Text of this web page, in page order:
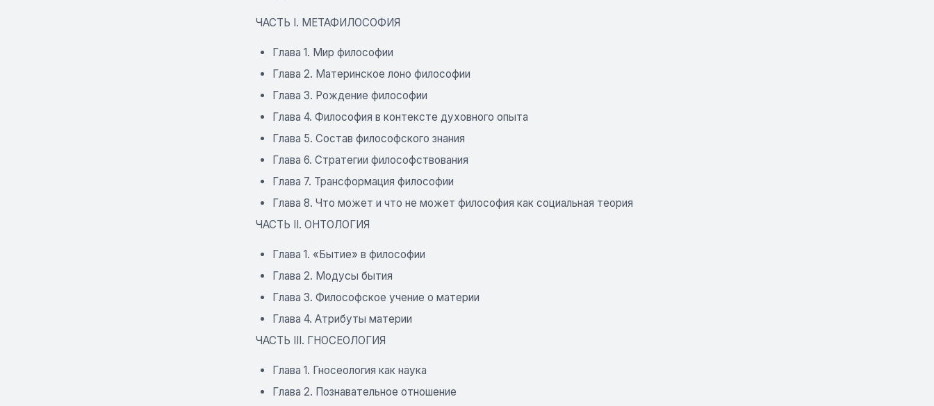
ЧАСТЬ I. МЕТАФИЛОСОФИЯ
Глава 1. Мир философии
Глава 2. Материнское лоно философии
Глава 3. Рождение философии
Глава 4. Философия в контексте духовного опыта
Глава 5. Состав философского знания
Глава 6. Стратегии философствования
Глава 7. Трансформация философии
Глава 8. Что может и что не может философия как социальная теория
ЧАСТЬ II. ОНТОЛОГИЯ
Глава 1. «Бытие» в философии
Глава 2. Модусы бытия
Глава 3. Философское учение о материи
Глава 4. Атрибуты материи
ЧАСТЬ III. ГНОСЕОЛОГИЯ
Глава 1. Гносеология как наука
Глава 2. Познавательное отношение